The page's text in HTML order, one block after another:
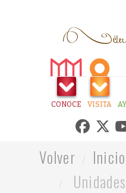
CONOCE VISITA
Volver Inicio